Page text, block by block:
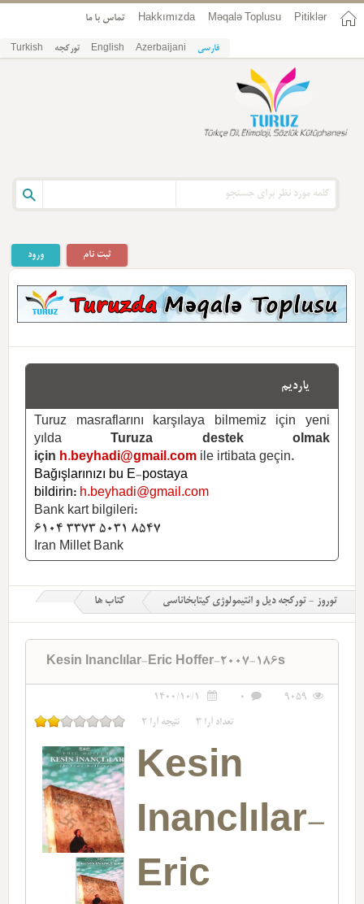
Pitiklər
Məqalə Toplusu
Hakkımızda تماس با ما
فارسی Azerbaijani
English تورکجه Turkish
ورود ثبت نام
یاردیم
Turuz masraflarını karşılaya bilmemiz için yeni
yılda
Turuza destek olmak
için h.beyhadi@gmail.com ile irtibata geçin.
Bağışlarınızı bu E-postaya
bildirin: h.beyhadi@gmail.com
Bank kart bilgileri:
6104 3373 5031 8547
Iran Millet Bank
توروز - تورکجه دیل و ائتیمولوژی کیتابخاناسی کتاب ها
Kesin Inanclılar-Eric Hoffer-2007-186s
9059
0
1400/10/1
تعداد آرا 3 نتیجه آرا 2
Kesin
Inanclılar-
Eric